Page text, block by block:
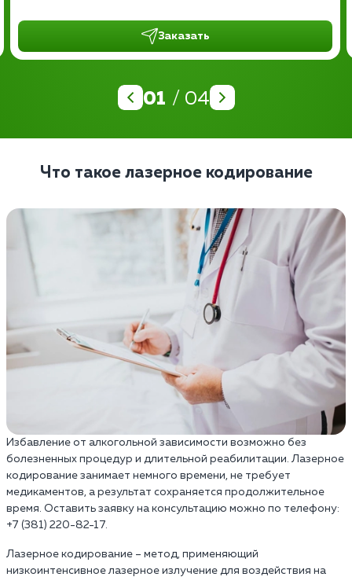
Заказать
01 / 04
Что такое лазерное кодирование
Избавление от алкогольной зависимости возможно без
болезненных процедур и длительной реабилитации. Лазерное
кодирование занимает немного времени, не требует
медикаментов, а результат сохраняется продолжительное
время. Оставить заявку на консультацию можно по телефону:
+7 (381) 220-82-17.
Лазерное кодирование – метод, применяющий
низкоинтенсивное лазерное излучение для воздействия на